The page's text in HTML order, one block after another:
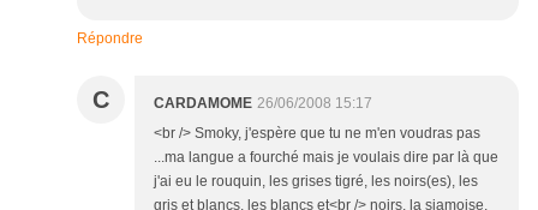
Répondre
C CARDAMOME 26/06/2008 15:17
<br /> Smoky, j'espère que tu ne m'en voudras pas
...ma langue a fourché mais je voulais dire par là que
j'ai eu le rouquin, les grises tigré, les noirs(es), les
gris et blancs, les blancs et<br /> noirs, la siamoise,